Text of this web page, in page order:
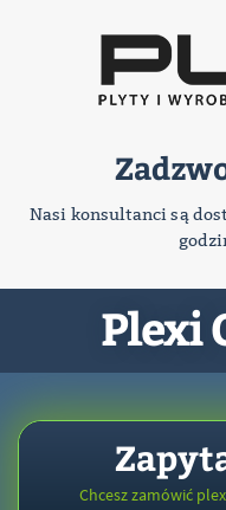
Nasi konsultanci są
Plexi
Chcesz zamówić